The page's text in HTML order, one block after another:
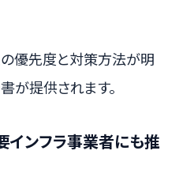
優先度と対策方法が明
が提供されます。
インフラ事業者にも推